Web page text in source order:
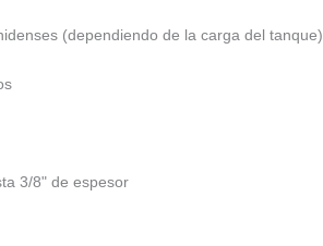
(dependiendo de la carga del tanque)
3/8" de espesor